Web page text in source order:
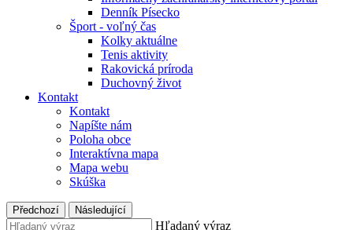
Denník Písecko
Šport - voľný čas
Kolky aktuálne
Tenis aktivity
Rakovická príroda
Duchovný život
Kontakt
Kontakt
Napíšte nám
Poloha obce
Interaktívna mapa
Mapa webu
Skúška
Předchozí Následující
Hľadaný výraz